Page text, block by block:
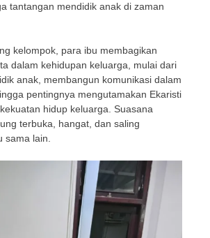
tantangan mendidik anak di zaman
kelompok, para ibu membagikan
dalam kehidupan keluarga, mulai dari
anak, membangun komunikasi dalam
pentingnya mengutamakan Ekaristi
hidup keluarga. Suasana
terbuka, hangat, dan saling
sama lain.